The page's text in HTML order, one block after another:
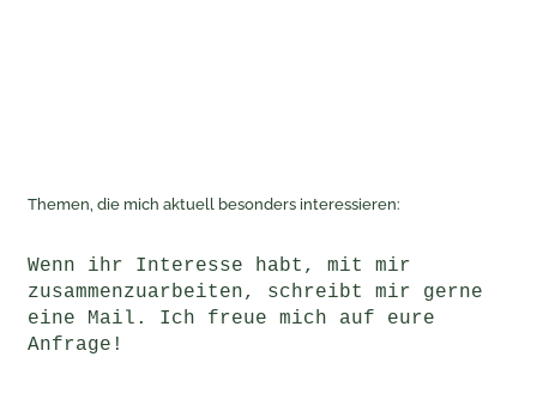
Themen, die mich aktuell besonders interessieren:
Wenn ihr Interesse habt, mit mir
zusammenzuarbeiten, schreibt mir gerne
eine Mail. Ich freue mich auf eure
Anfrage!